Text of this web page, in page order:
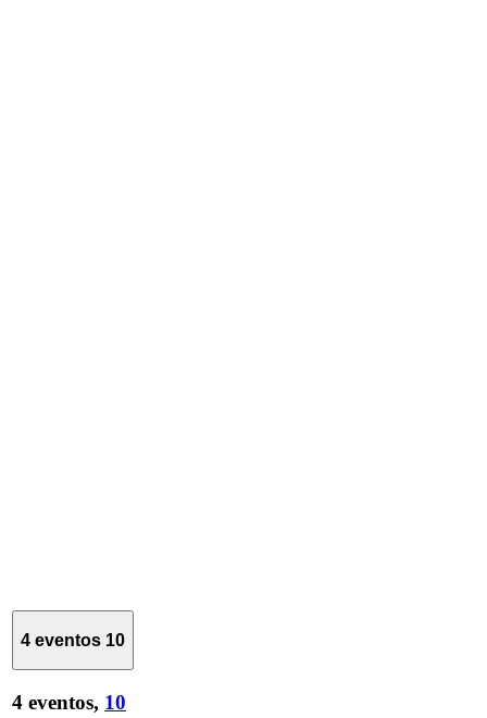
4 eventos 10
4 eventos, 10